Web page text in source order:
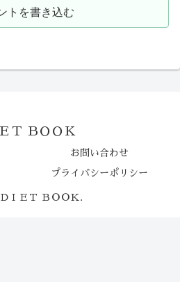
トを書き込む
Ｔ ＢＯＯＫ
お問い合わせ
プライバシーポリシー
ＩＥＴ ＢＯＯＫ.